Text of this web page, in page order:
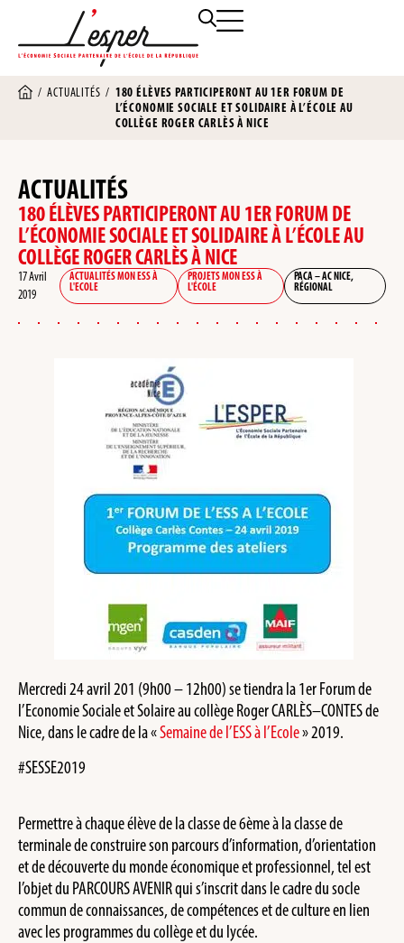
/ACTUALITÉS / 180 ÉLÈVES PARTICIPERONT AU 1ER FORUM DE
L’ÉCONOMIE SOCIALE ET SOLIDAIRE À L’ÉCOLE AU
COLLÈGE ROGER CARLÈS À NICE
ACTUALITÉS
180 ÉLÈVES PARTICIPERONT AU 1ER FORUM DE
L’ÉCONOMIE SOCIALE ET SOLIDAIRE À L’ÉCOLE AU
COLLÈGE ROGER CARLÈS À NICE
17 Avril
2019
ACTUALITÉS MON ESS À
L'ECOLE
PROJETS MON ESS À
L'ÉCOLE
PACA – AC NICE,
RÉGIONAL
Mercredi 24 avril 201 (9h00 – 12h00) se tiendra la 1er Forum de
l’Economie Sociale et Solaire au collège Roger CARLÈS–CONTES de
Nice, dans le cadre de la «Semaine de l’ESS à l’Ecole» 2019.
#SESSE2019
Permettre à chaque élève de la classe de 6ème à la classe de
terminale de construire son parcours d’information, d’orientation
et de découverte du monde économique et professionnel, tel est
l’objet du PARCOURS AVENIR qui s’inscrit dans le cadre du socle
commun de connaissances, de compétences et de culture en lien
avec les programmes du collège et du lycée.